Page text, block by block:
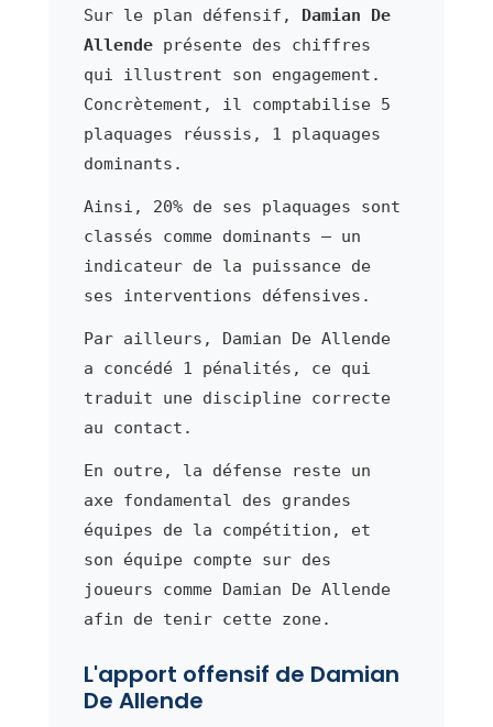
Sur le plan défensif, Damian De
Allendeprésente des chiffres
qui illustrent son engagement.
Concrètement, il comptabilise 5
plaquages réussis, 1 plaquages
dominants.
Ainsi, 20% de ses plaquages sont
classés comme dominants — un
indicateur de la puissance de
ses interventions défensives.
Par ailleurs, Damian De Allende
a concédé 1 pénalités, ce qui
traduit une discipline correcte
au contact.
En outre, la défense reste un
axe fondamental des grandes
équipes de la compétition, et
son équipe compte sur des
joueurs comme Damian De Allende
afin de tenir cette zone.
L'apport offensif de Damian
De Allende